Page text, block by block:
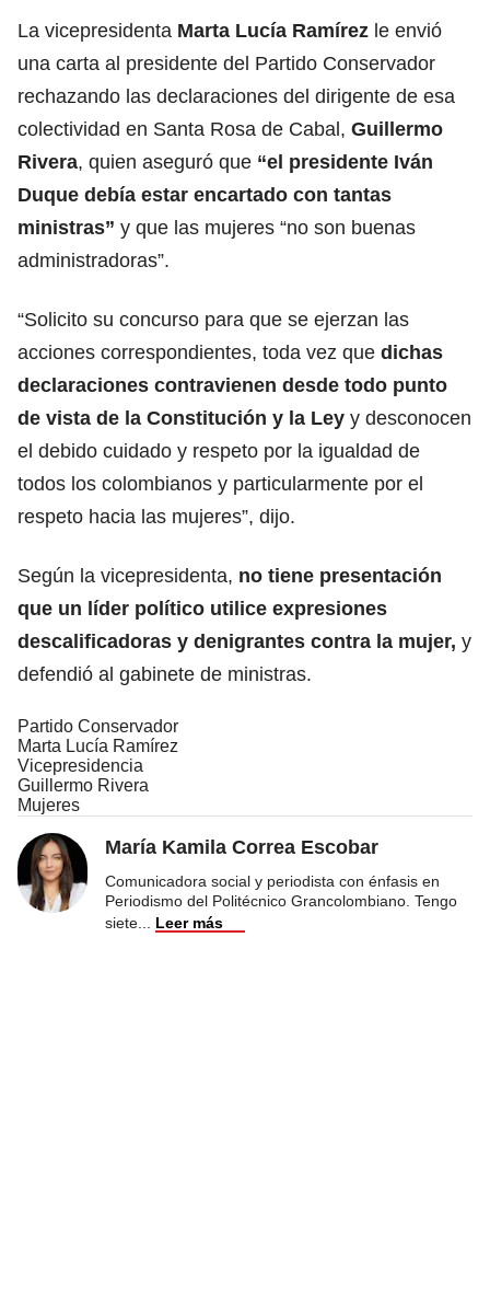
La vicepresidenta Marta Lucía Ramírez le envió
una carta al presidente del Partido Conservador
rechazando las declaraciones del dirigente de esa
colectividad en Santa Rosa de Cabal, Guillermo
Rivera, quien aseguró que “el presidente Iván
Duque debía estar encartado con tantas
ministras” y que las mujeres “no son buenas
administradoras”.
“Solicito su concurso para que se ejerzan las
acciones correspondientes, toda vez que dichas
declaraciones contravienen desde todo punto
de vista de la Constitución y la Ley y desconocen
el debido cuidado y respeto por la igualdad de
todos los colombianos y particularmente por el
respeto hacia las mujeres”, dijo.
Según la vicepresidenta, no tiene presentación
que un líder político utilice expresiones
descalificadoras y denigrantes contra la mujer, y
defendió al gabinete de ministras.
Partido Conservador
Marta Lucía Ramírez
Vicepresidencia
Guillermo Rivera
Mujeres
María Kamila Correa Escobar
Comunicadora social y periodista con énfasis en
Periodismo del Politécnico Grancolombiano. Tengo
siete
Leer más